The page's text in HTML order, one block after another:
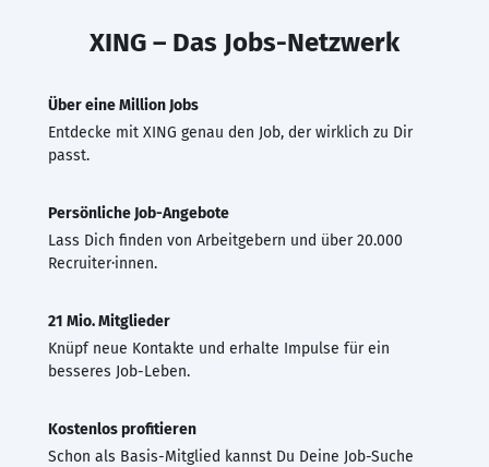
XING – Das Jobs-Netzwerk
Über eine Million Jobs
Entdecke mit XING genau den Job, der wirklich zu Dir
passt.
Persönliche Job-Angebote
Lass Dich finden von Arbeitgebern und über 20.000
Recruiter·innen.
21 Mio. Mitglieder
Knüpf neue Kontakte und erhalte Impulse für ein
besseres Job-Leben.
Kostenlos profitieren
Schon als Basis-Mitglied kannst Du Deine Job-Suche